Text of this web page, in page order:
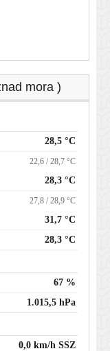
mora )
28,5 °C
22,6 / 28,7 °C
28,3 °C
27,8 / 28,9 °C
31,7 °C
28,3 °C
67 %
1.015,5 hPa
0,0 km/h SSZ